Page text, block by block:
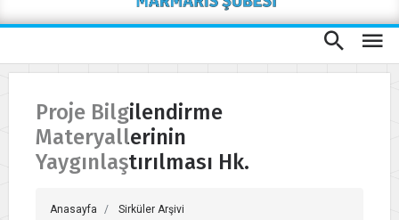
Proje Bilgilendirme
Materyallerinin
Yaygınlaştırılması Hk.
Anasayfa
Sirküler Arşivi